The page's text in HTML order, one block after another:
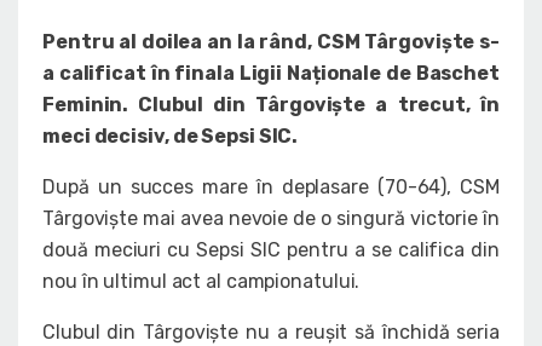
Pentru al doilea an la rând, CSM Târgoviște s-
a calificat în finala Ligii Naționale de Baschet
Feminin. Clubul din Târgoviște a trecut, în
meci decisiv, de Sepsi SIC.
După un succes mare în deplasare (70-64), CSM
Târgoviște mai avea nevoie de o singură victorie în
două meciuri cu Sepsi SIC pentru a se califica din
nou în ultimul act al campionatului.
Clubul din Târgoviște nu a reușit să închidă seria